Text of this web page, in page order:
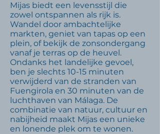
Mijas biedt een levensstijl die
zowel ontspannen als rijk is.
Wandel door ambachtelijke
markten, geniet van tapas op een
plein, of bekijk de zonsondergang
vanaf je terras op de heuvel.
Ondanks het landelijke gevoel,
ben je slechts 10-15 minuten
verwijderd van de stranden van
Fuengirola en 30 minuten van de
luchthaven van Málaga. De
combinatie van natuur, cultuur en
nabijheid maakt Mijas een unieke
en lonende plek om te wonen.